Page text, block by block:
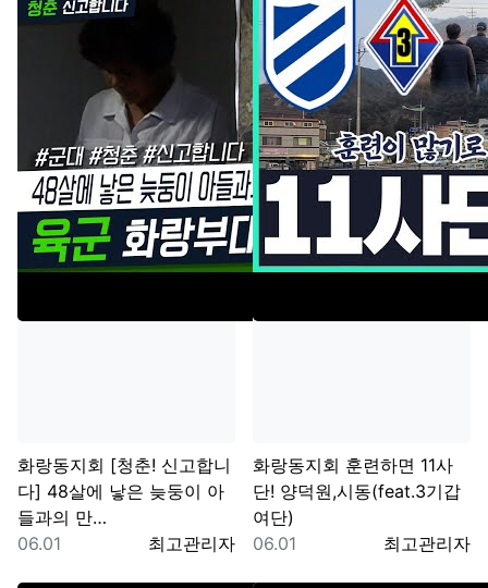
화랑동지회 [청춘! 신고합니
다] 48살에 낳은 늦둥이 아
들과의 만…
등록자
최고관리자
등록일
06.01
화랑동지회 훈련하면 11사
단! 양덕원,시동(feat.3기갑
여단)
등록자
최고관리자
등록일
06.01